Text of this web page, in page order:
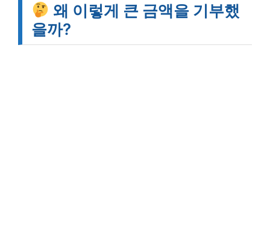
왜 이렇게 큰 금액을 기부했
을까?